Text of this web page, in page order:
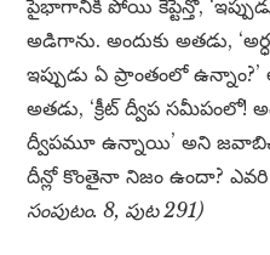
పైభాగానికి పోయి కెప్టెన్తో,
అడిగాను. అందుకు అతడు,
ఇప్పుడు ఏ ప్రాంతంలో
అతడు, ‘క్రీట్ ద్వీప సమీపంలో!
ద్వీపమూ ఉన్నాయి’ అని
దీన్లో కొంతైనా నిజం ఉందా? ఎవరి
సంపుటం. 8, పుట 291)